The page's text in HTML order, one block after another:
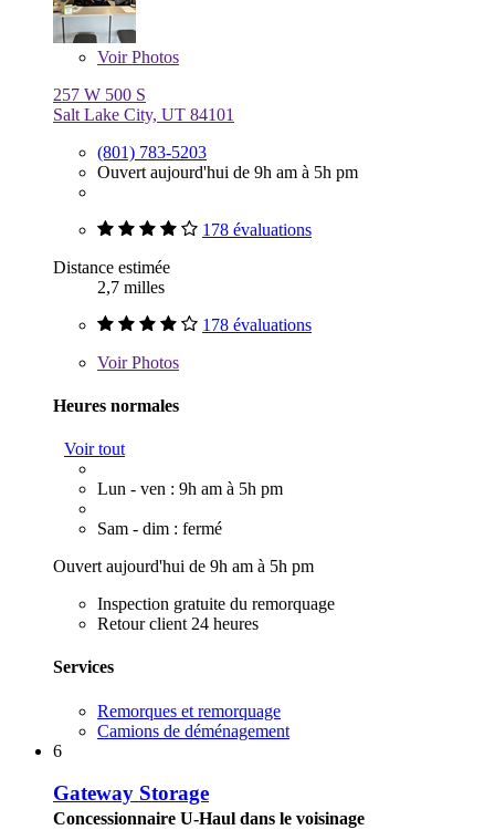
VoirPhotos
257 W 500 S
Salt Lake City, UT 84101
(801) 783-5203
Ouvert aujourd'hui de 9h am à 5h pm
178 évaluations
Distance estimée
2,7 milles
178 évaluations
VoirPhotos
Heures normales
Voir tout
Lun - ven : 9h am à 5h pm
Sam - dim : fermé
Ouvert aujourd'hui de 9h am à 5h pm
Inspection gratuite du remorquage
Retour client 24 heures
Services
Remorques et remorquage
Camions de déménagement
6
Gateway Storage
Concessionnaire U-Haul dans le voisinage